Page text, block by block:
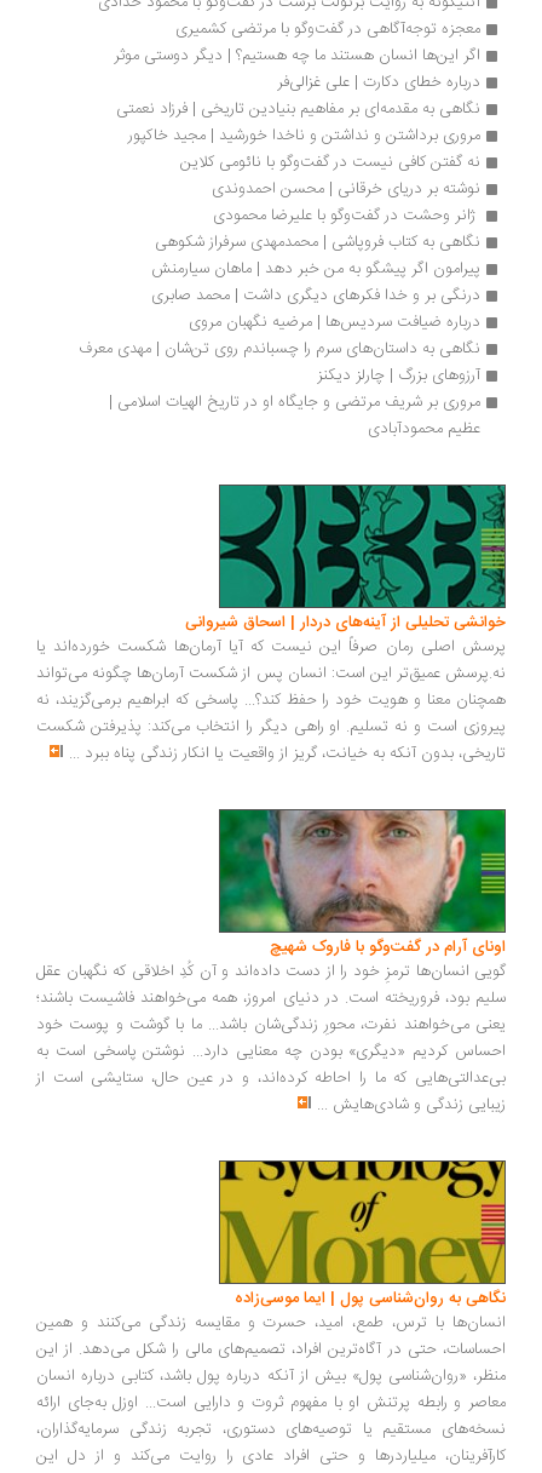
معجزه توجه‌آگاهی در گفت‌وگو با مرتضی کشمیری
اگر این‌ها انسان هستند ما چه هستیم؟ | دیگر دوستی موثر
درباره خطای دکارت | علی غزالی‌فر
نگاهی به مقدمه‌ای بر مفاهیم بنیادین تاریخی | فرزاد نعمتی
مروری برداشتن و نداشتن و ناخدا خورشید | مجید خاکپور
نه گفتن کافی نیست در گفت‌وگو با نائومی کلاین
نوشته بر دریای خرقانی | محسن احمدوندی
ژانر وحشت در گفت‌وگو با علیرضا محمودی
نگاهی به کتاب فروپاشی | محمدمهدی سرفراز شکوهی
پیرامون اگر پیشگو به من خبر دهد | ماهان سیارمنش
درنگی بر و خدا فکرهای دیگری داشت | محمد صابری
درباره ضیافت سردیس‌ها | مرضیه نگهبان مروی
نگاهی به داستان‌های سرم را چسباندم روی تن‌شان | مهدی معرف
آرزوهای بزرگ | چارلز دیکنز
مروری بر شریف مرتضی و جایگاه او در تاریخ الهیات اسلامی |
عظیم محمودآبادی
تحلیلی از آینه‌های دردار | اسحاق شیروانی
اصلی رمان صرفاً این نیست که آیا آرمان‌ها شکست خورده‌اند یا
عمیق‌تر این است: انسان پس از شکست آرمان‌ها چگونه می‌تواند
معنا و هویت خود را حفظ کند؟... پاسخی که ابراهیم برمی‌گزیند، نه
است و نه تسلیم. او راهی دیگر را انتخاب می‌کند: پذیرفتن شکست
بدون آنکه به خیانت، گریز از واقعیت یا انکار زندگی پناه ببرد...
آرام در گفت‌وگو با فاروک شهیچ‭
انسان‌ها ترمزِ خود را از دست داده‌اند و آن کُدِ اخلاقی که نگهبان عقل
بود، فروریخته است. در دنیای امروز، همه می‌خواهند فاشیست باشند؛
می‌خواهند نفرت، محورِ زندگی‌شان باشد... ما با گوشت و پوست خود
کردیم «دیگری» بودن چه معنایی دارد... نوشتن پاسخی است به
که ما را احاطه کرده‌اند، و در عین حال، ستایشی است از
زندگی و شادی‌هایش...
به روان‌شناسی پول | ایما موسی‌زاده
با ترس، طمع، امید، حسرت و مقایسه زندگی می‌کنند و همین
حتی در آگاه‌ترین افراد، تصمیم‌های مالی را شکل می‌دهد. از این
«روان‌شناسی پول» بیش از آنکه درباره پول باشد، کتابی درباره انسان
و رابطه پرتنش او با مفهوم ثروت و دارایی است... اوزل به‌جای ارائه
مستقیم یا توصیه‌های دستوری، تجربه زندگی سرمایه‌گذاران،
میلیاردرها و حتی افراد عادی را روایت می‌کند و از دل این